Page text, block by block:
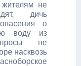
не
дичь
о
воду из
не
насквозь